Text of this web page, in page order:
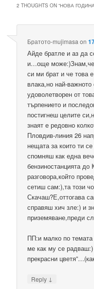
2 THOUGHTS ON “НОВА
Братото-mujimasa on
Айде братле и аз да
и…още
си ми брат и че това
влака,но най-
удоволетворен от
търпението и
постигнеш целите
знаят е редовно
Пловдив-линия 26
нещата за които ти
спомняш как една
бензиностанцията
разговора,който
сетиш сам:),та този
Скачаш?Е,оттогава
справяш хич зле:) и
приземяване,преди
ПП:и малко по
ме как му се
прекрасни
Reply ↓